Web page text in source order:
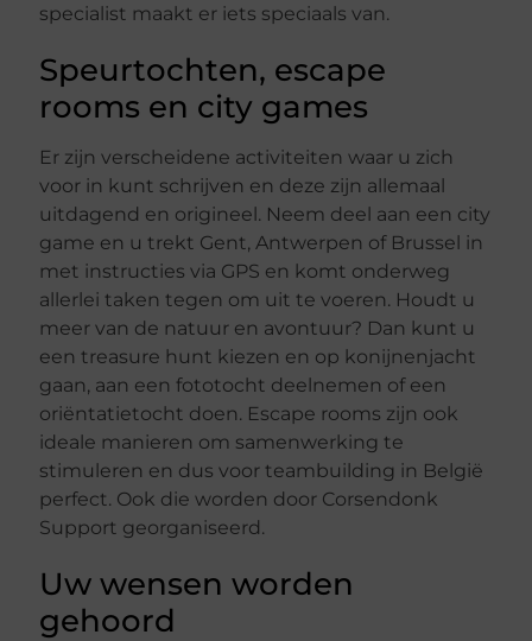
specialist maakt er iets speciaals van.
Speurtochten, escape
rooms en city games
Er zijn verscheidene activiteiten waar u zich
voor in kunt schrijven en deze zijn allemaal
uitdagend en origineel. Neem deel aan een city
game en u trekt Gent, Antwerpen of Brussel in
met instructies via GPS en komt onderweg
allerlei taken tegen om uit te voeren. Houdt u
meer van de natuur en avontuur? Dan kunt u
een treasure hunt kiezen en op konijnenjacht
gaan, aan een fototocht deelnemen of een
oriëntatietocht doen. Escape rooms zijn ook
ideale manieren om samenwerking te
stimuleren en dus voor teambuilding in België
perfect. Ook die worden door Corsendonk
Support georganiseerd.
Uw wensen worden
gehoord